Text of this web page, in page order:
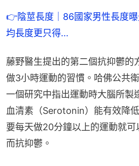
👉陰莖長度｜86國家男性長度
均長度更只得...
藤野醫生提出的第二個抗抑鬱的
做3小時運動的習慣。哈佛公共
一個研究中指出運動時大腦所製
血清素（Serotonin）能有效降
要每天做20分鐘以上的運動就
而抗抑鬱。